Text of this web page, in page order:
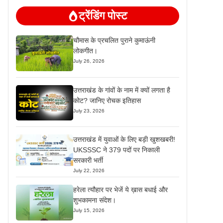
ट्रेंडिंग पोस्ट
चौमास के प्रचलित पुराने कुमाऊंनी
लोकगीत।
July 26, 2026
उत्तराखंड के गांवों के नाम में क्यों लगता है
कोट? जानिए रोचक इतिहास
July 23, 2026
उत्तराखंड में युवाओं के लिए बड़ी खुशखबरी!
UKSSSC ने 379 पदों पर निकाली
सरकारी भर्ती
July 22, 2026
हरेला त्यौहार पर भेजें ये ख़ास बधाई और
शुभकामना संदेश।
July 15, 2026